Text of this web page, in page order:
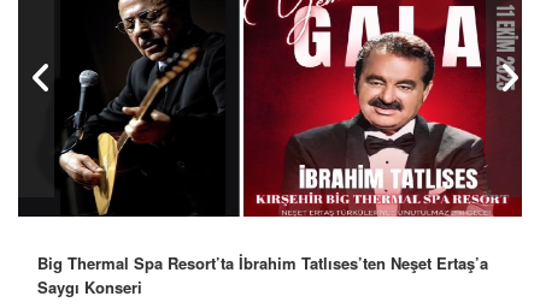
Big Thermal Spa Resort’ta İbrahim Tatlıses’ten Neşet Ertaş’a
Saygı Konseri